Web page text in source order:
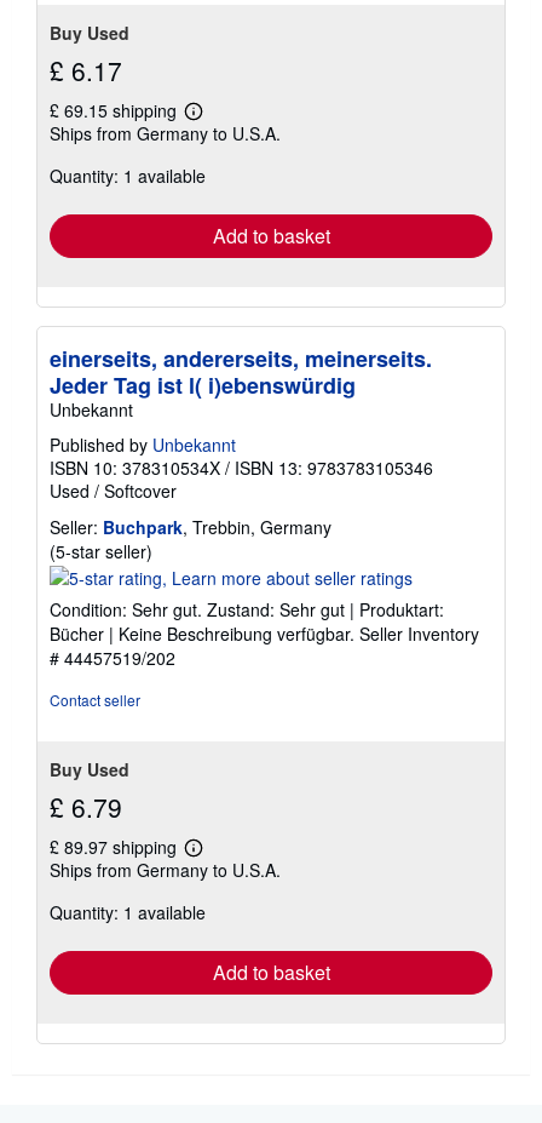
Buy Used
£ 6.17
£ 69.15 shipping
Learn
more
shipping
Ships from Germany to U.S.A.
Quantity: 1 available
Add to basket
einerseits, andererseits, meinerseits.
Jeder Tag ist l( i)ebenswürdig
Unbekannt
Published by Unbekannt
ISBN 10: 378310534X / ISBN 13: 9783783105346
Used / Softcover
Seller: Buchpark, Trebbin, Germany
(5-star seller)
rating
5
out
of
5
Condition: Sehr gut. Zustand: Sehr gut | Produktart:
Bücher | Keine Beschreibung verfügbar. Seller Inventory
# 44457519/202
Contact seller
Buy Used
£ 6.79
£ 89.97 shipping
Learn
more
shipping
Ships from Germany to U.S.A.
Quantity: 1 available
Add to basket